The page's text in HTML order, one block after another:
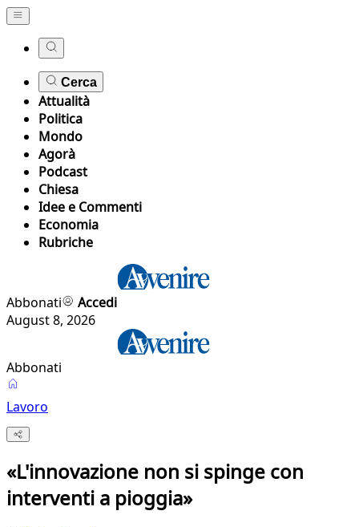
Cerca
Attualità
Politica
Mondo
Agorà
Podcast
Chiesa
Idee e Commenti
Economia
Rubriche
Abbonati
Accedi
August 8, 2026
Abbonati
Lavoro
«L'innovazione non si spinge con
interventi a pioggia»